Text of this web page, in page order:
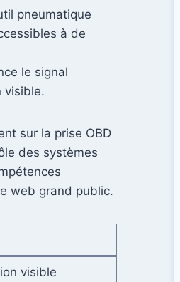
pneumatique
à de
le signal
visible.
sur la prise OBD
des systèmes
web grand public.
visible